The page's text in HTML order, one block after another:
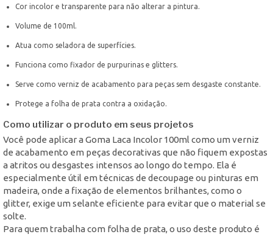
Cor incolor e transparente para não alterar a pintura.
Volume de 100ml.
Atua como seladora de superfícies.
Funciona como fixador de purpurinas e glitters.
Serve como verniz de acabamento para peças sem desgaste constante.
Protege a folha de prata contra a oxidação.
Como utilizar o produto em seus projetos
Você pode aplicar a Goma Laca Incolor 100ml como um verniz
de acabamento em peças decorativas que não fiquem expostas
a atritos ou desgastes intensos ao longo do tempo. Ela é
especialmente útil em técnicas de decoupage ou pinturas em
madeira, onde a fixação de elementos brilhantes, como o
glitter, exige um selante eficiente para evitar que o material se
solte.
Para quem trabalha com folha de prata, o uso deste produto é